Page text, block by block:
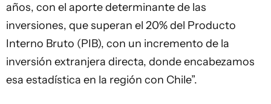
años, con el aporte determinante de las
inversiones, que superan el 20% del Producto
Interno Bruto (PIB), con un incremento de la
inversión extranjera directa, donde encabezamos
esa estadística en la región con Chile”.